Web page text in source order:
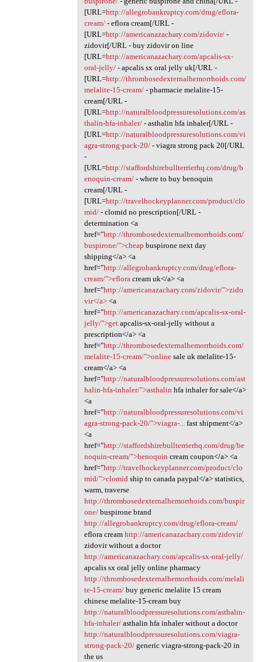
[URL=http://allegrobankruptcy.com/drug/eflora-
cream/- eflora cream[/URL -
[URL=http://americanazachary.com/zidovir/-
zidovir[/URL - buy zidovir on line
[URL=http://americanazachary.com/apcalis-sx-
oral-jelly/- apcalis sx oral jelly uk[/URL -
[URL=http://thrombosedexternalhemorrhoids.com/
melalite-15-cream/- pharmacie melalite-15-
cream[/URL -
[URL=http://naturalbloodpressuresolutions.com/as
thalin-hfa-inhaler/- asthalin hfa inhaler[/URL -
[URL=http://naturalbloodpressuresolutions.com/vi
agra-strong-pack-20/- viagra strong pack 20[/URL
-
[URL=http://staffordshirebullterrierhq.com/drug/b
enoquin-cream/- where to buy benoquin
cream[/URL -
[URL=http://travelhockeyplanner.com/product/clo
mid/- clomid no prescription[/URL -
determination <a
href="http://thrombosedexternalhemorrhoids.com/
buspirone/">cheap buspirone next day
shipping</a> <a
href="http://allegrobankruptcy.com/drug/eflora-
cream/">efloracream uk</a> <a
href="http://americanazachary.com/zidovir/">zido
vir</a><a
href="http://americanazachary.com/apcalis-sx-oral-
jelly/">getapcalis-sx-oral-jelly without a
prescription</a> <a
href="http://thrombosedexternalhemorrhoids.com/
melalite-15-cream/">onlinesale uk melalite-15-
cream</a> <a
href="http://naturalbloodpressuresolutions.com/ast
halin-hfa-inhaler/">asthalin hfa inhaler for sale</a>
<a
href="http://naturalbloodpressuresolutions.com/vi
agra-strong-pack-20/">viagra-...fast shipment</a>
<a
href="http://staffordshirebullterrierhq.com/drug/be
noquin-cream/">benoquin cream coupon</a> <a
href="http://travelhockeyplanner.com/product/clo
mid/">clomidship to canada paypal</a> statistics,
warm, traverse
http://thrombosedexternalhemorrhoids.com/buspir
one/buspirone brand
http://allegrobankruptcy.com/drug/eflora-cream/
eflora cream http://americanazachary.com/zidovir/
zidovir without a doctor
http://americanazachary.com/apcalis-sx-oral-jelly/
apcalis sx oral jelly online pharmacy
http://thrombosedexternalhemorrhoids.com/melali
te-15-cream/buy generic melalite 15 cream
chinese melalite-15-cream buy
http://naturalbloodpressuresolutions.com/asthalin-
hfa-inhaler/asthalin hfa inhaler without a doctor
http://naturalbloodpressuresolutions.com/viagra-
strong-pack-20/generic viagra-strong-pack-20 in
the us